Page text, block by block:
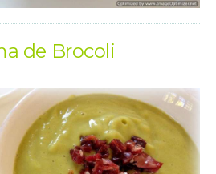
de Brocoli